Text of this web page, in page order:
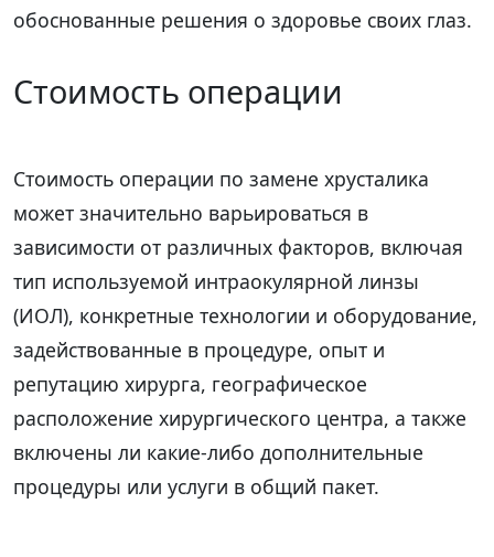
обоснованные решения о здоровье своих глаз.
Стоимость операции
Стоимость операции по замене хрусталика
может значительно варьироваться в
зависимости от различных факторов, включая
тип используемой интраокулярной линзы
(ИОЛ), конкретные технологии и оборудование,
задействованные в процедуре, опыт и
репутацию хирурга, географическое
расположение хирургического центра, а также
включены ли какие-либо дополнительные
процедуры или услуги в общий пакет.